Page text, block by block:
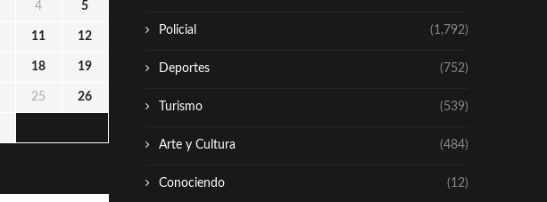
4 5
11 12
18 19
25 26
Policial (1,792)
Deportes (752)
Turismo (539)
Arte y Cultura (484)
Conociendo (12)